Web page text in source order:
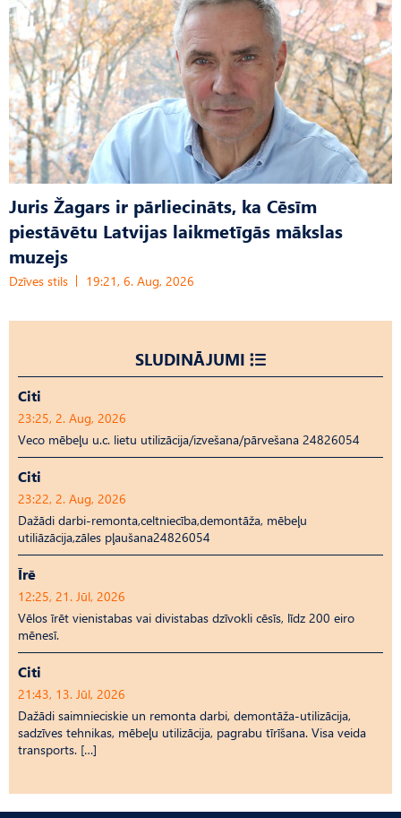
Juris Žagars ir pārliecināts, ka Cēsīm
piestāvētu Latvijas laikmetīgās mākslas
muzejs
Dzīves stils 19:21, 6. Aug, 2026
SLUDINĀJUMI
Citi
23:25, 2. Aug, 2026
Veco mēbeļu u.c. lietu utilizācija/izvešana/pārvešana 24826054
Citi
23:22, 2. Aug, 2026
Dažādi darbi-remonta,celtniecība,demontāža, mēbeļu
utiliāzācija,zāles pļaušana24826054
Īrē
12:25, 21. Jūl, 2026
Vēlos īrēt vienistabas vai divistabas dzīvokli cēsīs, līdz 200 eiro
mēnesī.
Citi
21:43, 13. Jūl, 2026
Dažādi saimnieciskie un remonta darbi, demontāža-utilizācija,
sadzīves tehnikas, mēbeļu utilizācija, pagrabu tīrīšana. Visa veida
transports. […]